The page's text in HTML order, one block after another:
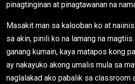
pinagtinginan at pinagtawanan na
Masakit man sa kalooban ko at
sa akin, pinili ko na lamang na
ganang kumain, kaya matapos kong
ay nakayuko akong umalis mula sa
naglalakad ako pabalik sa classroom